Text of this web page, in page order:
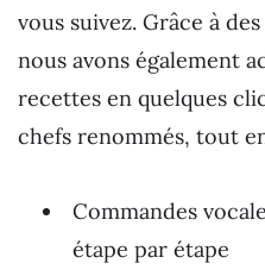
vous suivez. Grâce à
nous avons également
recettes en quelques
chefs renommés, tout
Commandes
étape par étape